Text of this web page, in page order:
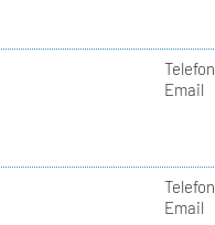
Telefon
Email
Telefon
Email